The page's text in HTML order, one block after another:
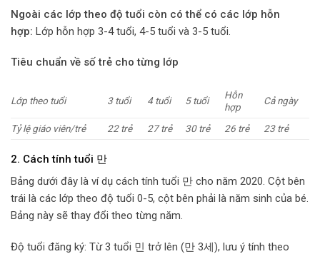
Ngoài các lớp theo độ tuổi còn có thể có các lớp hỗn
hợp: Lớp hỗn hợp 3-4 tuổi, 4-5 tuổi và 3-5 tuổi.
Tiêu chuẩn về số trẻ cho từng lớp
Lớp theo tuổi 3 tuổi 4 tuổi 5 tuổi
Hỗn
hợp
Cả ngày
Tỷ lệ giáo viên/trẻ 22 trẻ 27 trẻ 30 trẻ 26 trẻ 23 trẻ
2. Cách tính tuổi 만
Bảng dưới đây là ví dụ cách tính tuổi 만 cho năm 2020. Cột bên
trái là các lớp theo độ tuổi 0-5, cột bên phải là năm sinh của bé.
Bảng này sẽ thay đổi theo từng năm.
Độ tuổi đăng ký: Từ 3 tuổi 민 trở lên (만 3세), lưu ý tính theo